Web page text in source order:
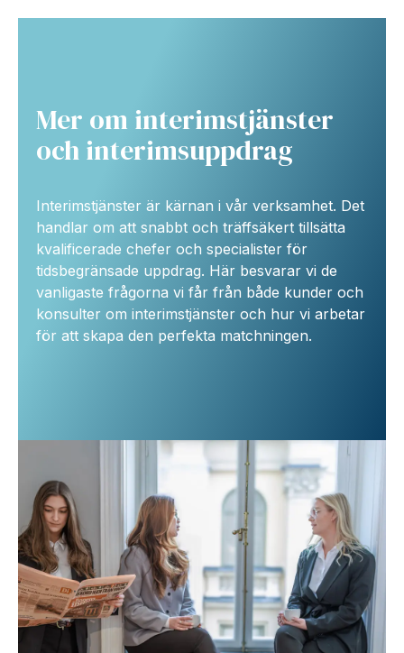
Mer om interimstjänster
och interimsuppdrag
Interimstjänster är kärnan i vår verksamhet. Det
handlar om att snabbt och träffsäkert tillsätta
kvalificerade chefer och specialister för
tidsbegränsade uppdrag. Här besvarar vi de
vanligaste frågorna vi får från både kunder och
konsulter om interimstjänster och hur vi arbetar
för att skapa den perfekta matchningen.